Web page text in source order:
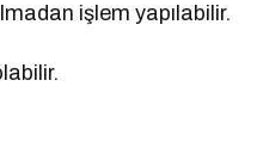
işlem yapılabilir.